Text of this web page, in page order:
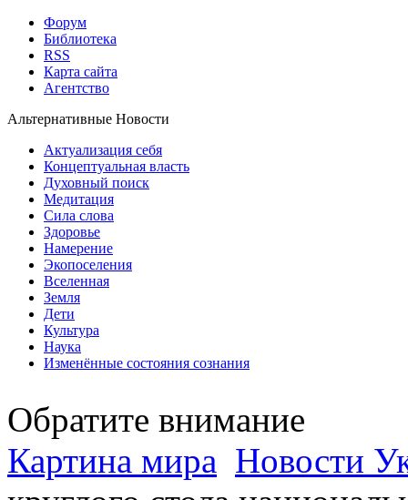
Форум
Библиотека
RSS
Карта сайта
Агентство
Альтернативные Новости
Актуализация себя
Концептуальная власть
Духовный поиск
Медитация
Сила слова
Здоровье
Намерение
Экопоселения
Вселенная
Земля
Дети
Культура
Наука
Изменённые состояния сознания
Обратите внимание
Картина мира Новости